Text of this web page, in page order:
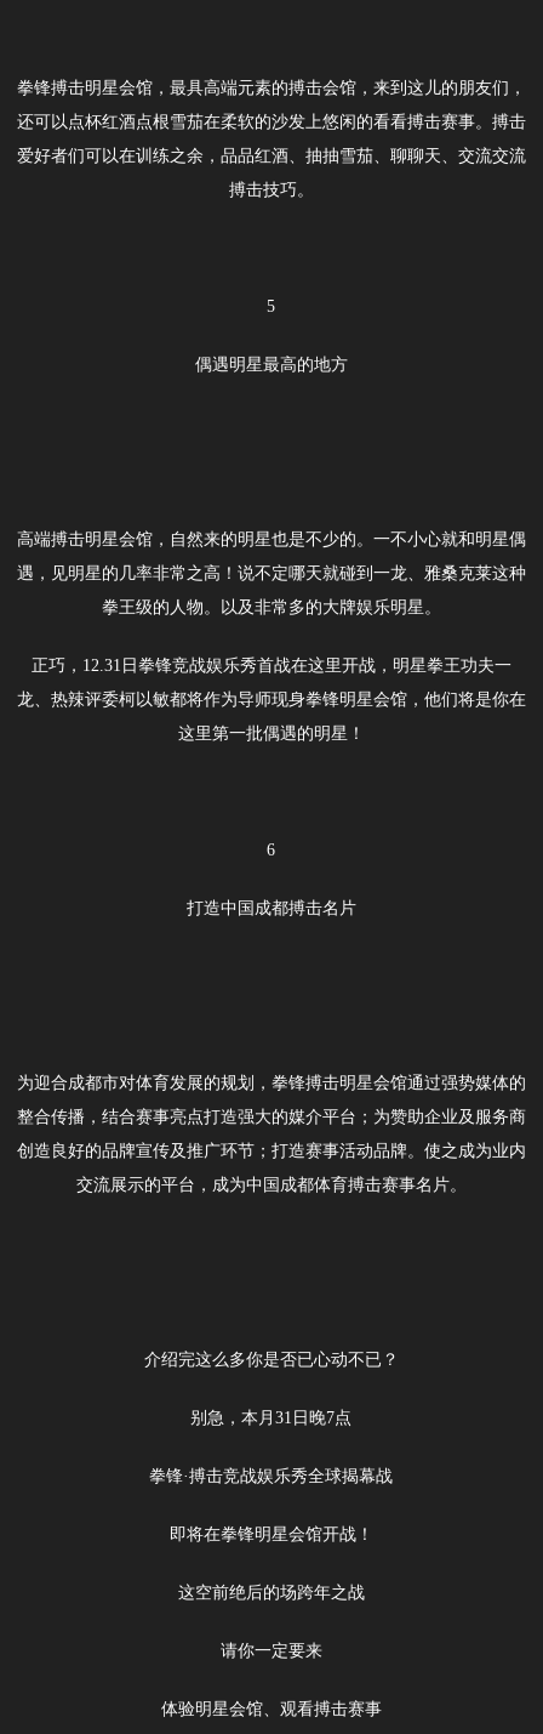
拳锋搏击明星会馆，最具高端元素的搏击会馆，来到这儿的朋友们，
还可以点杯红酒点根雪茄在柔软的沙发上悠闲的看看搏击赛事。搏击
爱好者们可以在训练之余，品品红酒、抽抽雪茄、聊聊天、交流交流
搏击技巧。
5
偶遇明星最高的地方
高端搏击明星会馆，自然来的明星也是不少的。一不小心就和明星偶
遇，见明星的几率非常之高！说不定哪天就碰到一龙、雅桑克莱这种
拳王级的人物。以及非常多的大牌娱乐明星。
正巧，12.31日拳锋竞战娱乐秀首战在这里开战，明星拳王功夫一
龙、热辣评委柯以敏都将作为导师现身拳锋明星会馆，他们将是你在
这里第一批偶遇的明星！
6
打造中国成都搏击名片
为迎合成都市对体育发展的规划，拳锋搏击明星会馆通过强势媒体的
整合传播，结合赛事亮点打造强大的媒介平台；为赞助企业及服务商
创造良好的品牌宣传及推广环节；打造赛事活动品牌。使之成为业内
交流展示的平台，成为中国成都体育搏击赛事名片。
介绍完这么多你是否已心动不已？
别急，本月31日晚7点
拳锋·搏击竞战娱乐秀全球揭幕战
即将在拳锋明星会馆开战！
这空前绝后的场跨年之战
请你一定要来
体验明星会馆、观看搏击赛事